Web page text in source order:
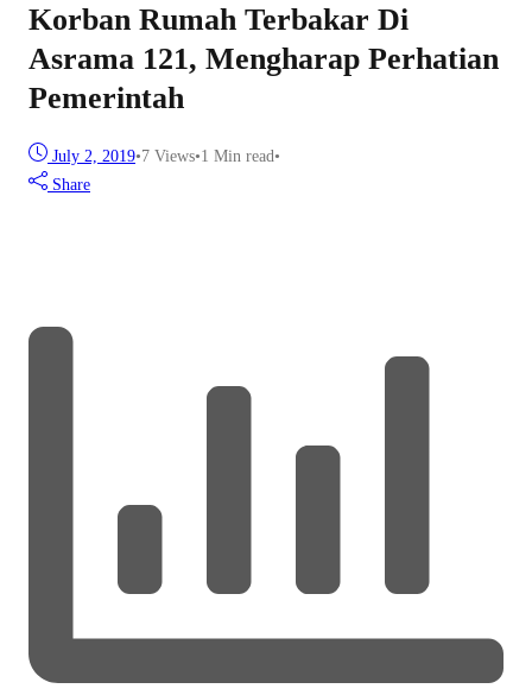
Korban Rumah Terbakar Di
Asrama 121, Mengharap Perhatian
Pemerintah
July 2, 2019•7 Views•1 Min read•
Share